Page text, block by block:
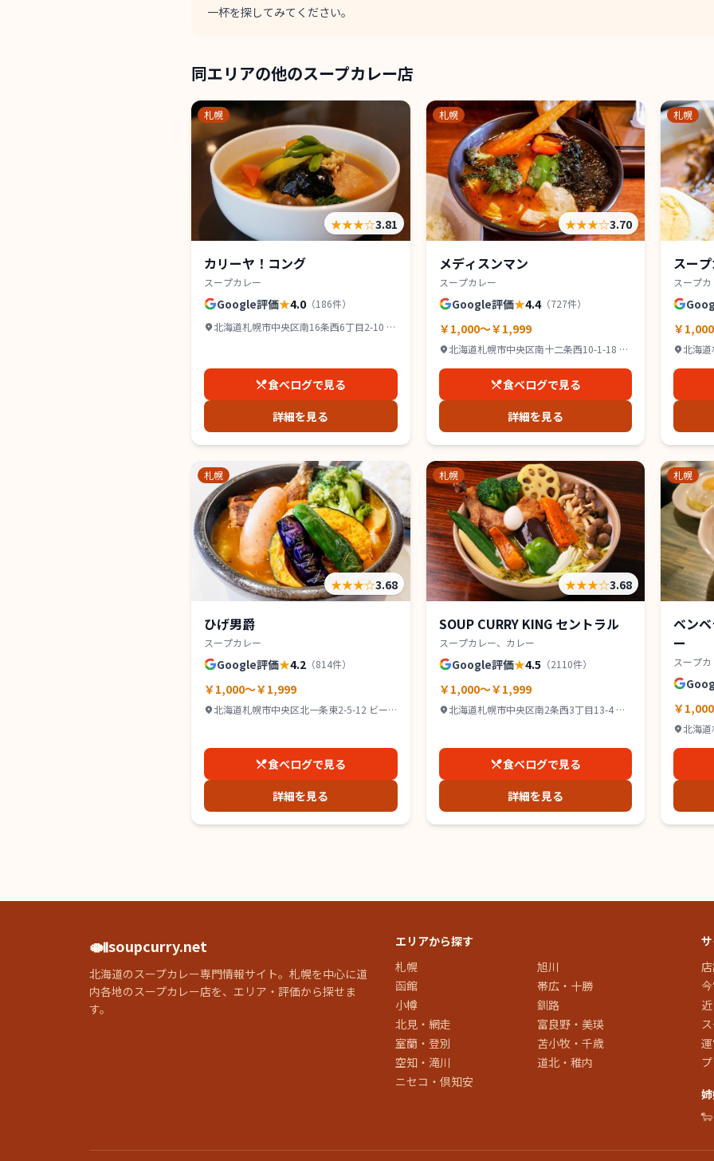
一杯を探してみてください。
同エリアの他のスープカレー店
札幌
★★★☆3.81
カリーヤ！コング
スープカレー
Google評価★4.0 （186件）
北海道札幌市中央区南16条西6丁目2-10 IR
食べログで見る
詳細を見る
札幌
★★★☆3.70
メディスンマン
スープカレー
Google評価★4.4（727件）
￥1,000～￥1,999
北海道札幌市中央区南十二条西10-1-18 グ
食べログで見る
詳細を見る
札幌
スー
スープ
￥
北海
札幌
★★★☆3.68
ひげ男爵
スープカレー
Google評価★4.2 （814件）
￥1,000～￥1,999
北海道札幌市中央区北一条東2-5-12 ビー
食べログで見る
詳細を見る
札幌
★★★☆3.68
SOUP CURRY KING セントラル
スープカレー、カレー
Google評価★4.5 （2110件）
￥1,000～￥1,999
北海道札幌市中央区南2条西3丁目13-4 カ
食べログで見る
詳細を見る
札幌
ベン
ー
スープ
￥
北海
🍛soupcurry.net
北海道のスープカレー専門情報サイト。札幌を中心に道
内各地のスープカレー店を、エリア・評価から探せま
す。
エリアから探す
札幌
旭川
函館
帯広・十勝
小樽
釧路
北見・網走
富良野・美瑛
室蘭・登別
苫小牧・千歳
空知・滝川
道北・稚内
ニセコ・倶知安